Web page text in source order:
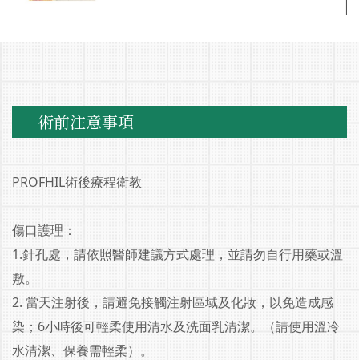
術前注意事項
PROFHIL術後療程衛教
傷口護理：
1.針孔處，請依照醫師建議方式處理，並請勿自行用藥或溫
敷。
2. 當天注射後，請避免接觸注射區域及化妝，以免造成感
染；6小時後可輕柔使用清水及洗面乳清潔。（請使用溫冷
水清潔、保養需輕柔）。